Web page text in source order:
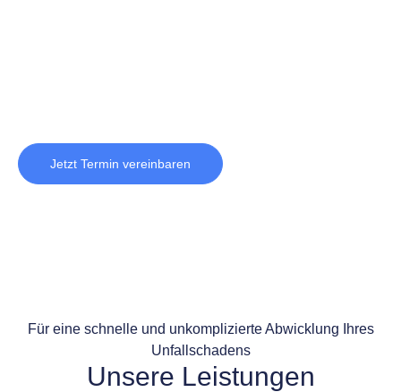
Jetzt Termin vereinbaren
Für eine schnelle und unkomplizierte Abwicklung Ihres
Unfallschadens
Unsere Leistungen